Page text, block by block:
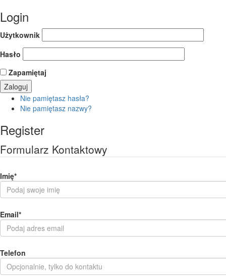
Login
Użytkownik
Hasło
Zapamiętaj
Nie pamiętasz hasła?
Nie pamiętasz nazwy?
Register
Formularz Kontaktowy
Imię*
Email*
Telefon